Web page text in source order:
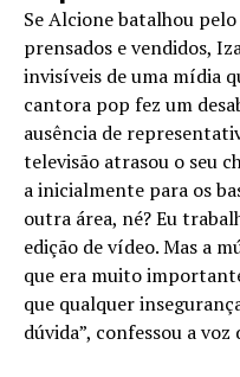
Se Alcione batalhou
prensados e vendidos,
invisíveis de uma mídia
cantora pop fez um
ausência de
televisão atrasou o seu
a inicialmente para os
outra área, né? Eu
edição de vídeo. Mas a
que era muito
que qualquer
dúvida”, confessou a voz